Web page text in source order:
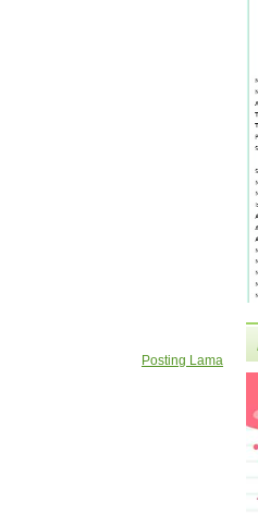
Posting Lama